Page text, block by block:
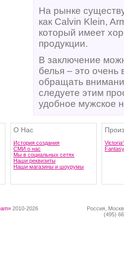
На рынке
как Calvin Klein,
который имеет
продукции.
В заключение
белья – это
обращать
следуете этим
удобное мужское
О Нас
История создания
СМИ о нас
Мы в социальных сетях
Наши реквизиты
Наши магазины и шоурумы
2010-2026
Россия,
(495)